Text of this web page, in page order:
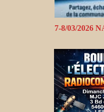
7-8/03/2026